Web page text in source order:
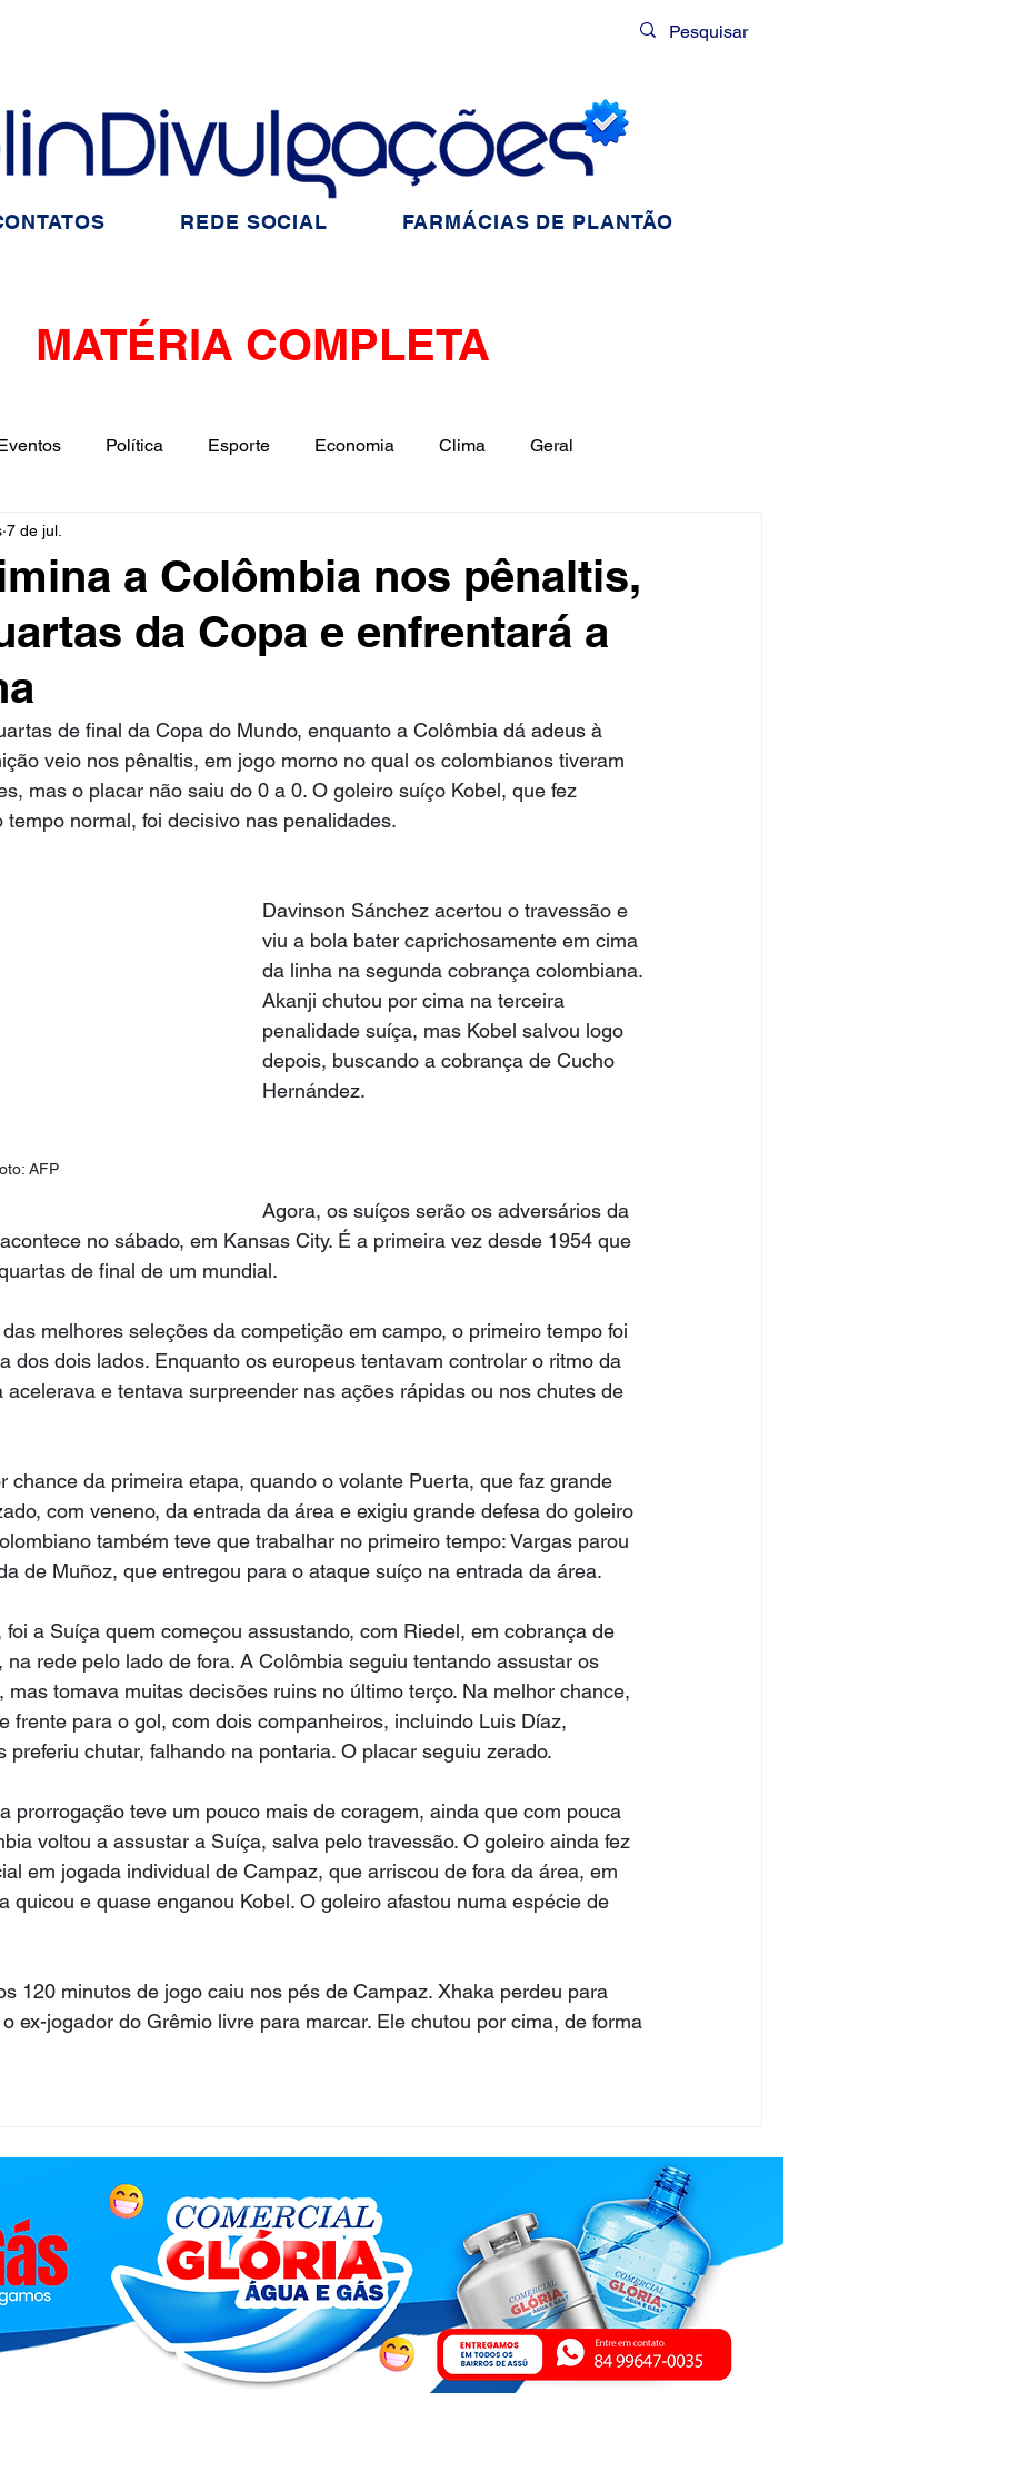
MATÉRIA COMPLETA
Política Esporte Economia Clima Geral
Educação Influencer Luto Artista Seleção Brasileira
a Colômbia nos pênaltis,
da Copa e enfrentará a
7 de jul.
de final da Copa do Mundo, enquanto a Colômbia dá adeus à
veio nos pênaltis, em jogo morno no qual os colombianos tiveram
mas o placar não saiu do 0 a 0. O goleiro suíço Kobel, que fez
tempo normal, foi decisivo nas penalidades.
AFP
Davinson Sánchez acertou o travessão e
viu a bola bater caprichosamente em cima
da linha na segunda cobrança colombiana.
Akanji chutou por cima na terceira
penalidade suíça, mas Kobel salvou logo
depois, buscando a cobrança de Cucho
Hernández.
Agora, os suíços serão os adversários da
no sábado, em Kansas City. É a primeira vez desde 1954 que
de final de um mundial.
melhores seleções da competição em campo, o primeiro tempo foi
dos dois lados. Enquanto os europeus tentavam controlar o ritmo da
acelerava e tentava surpreender nas ações rápidas ou nos chutes de
chance da primeira etapa, quando o volante Puerta, que faz grande
com veneno, da entrada da área e exigiu grande defesa do goleiro
também teve que trabalhar no primeiro tempo: Vargas parou
de Muñoz, que entregou para o ataque suíço na entrada da área.
foi a Suíça quem começou assustando, com Riedel, em cobrança de
na rede pelo lado de fora. A Colômbia seguiu tentando assustar os
mas tomava muitas decisões ruins no último terço. Na melhor chance,
frente para o gol, com dois companheiros, incluindo Luis Díaz,
preferiu chutar, falhando na pontaria. O placar seguiu zerado.
prorrogação teve um pouco mais de coragem, ainda que com pouca
voltou a assustar a Suíça, salva pelo travessão. O goleiro ainda fez
em jogada individual de Campaz, que arriscou de fora da área, em
quicou e quase enganou Kobel. O goleiro afastou numa espécie de
120 minutos de jogo caiu nos pés de Campaz. Xhaka perdeu para
ex-jogador do Grêmio livre para marcar. Ele chutou por cima, de forma
REDE SOCIAL FARMÁCIAS DE PLANTÃO